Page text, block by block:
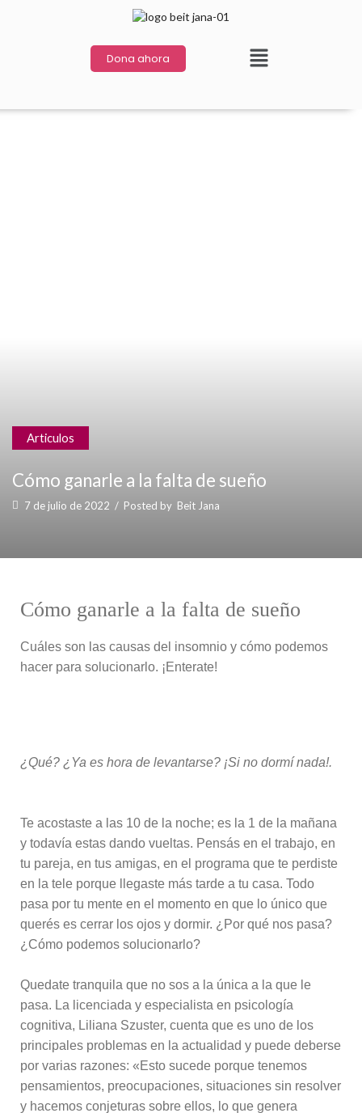
Dona ahora
Articulos
Cómo ganarle a la falta de sueño
7 de julio de 2022 / Posted by Beit Jana
Cómo ganarle a la falta de sueño
Cuáles son las causas del insomnio y cómo podemos
hacer para solucionarlo. ¡Enterate!
¿Qué? ¿Ya es hora de levantarse? ¡Si no dormí nada!.
Te acostaste a las 10 de la noche; es la 1 de la mañana
y todavía estas dando vueltas. Pensás en el trabajo, en
tu pareja, en tus amigas, en el programa que te perdiste
en la tele porque llegaste más tarde a tu casa. Todo
pasa por tu mente en el momento en que lo único que
querés es cerrar los ojos y dormir. ¿Por qué nos pasa?
¿Cómo podemos solucionarlo?
Quedate tranquila que no sos a la única a la que le
pasa. La licenciada y especialista en psicología
cognitiva, Liliana Szuster, cuenta que es uno de los
principales problemas en la actualidad y puede deberse
por varias razones: «Esto sucede porque tenemos
pensamientos, preocupaciones, situaciones sin resolver
y hacemos conjeturas sobre ellos, lo que genera